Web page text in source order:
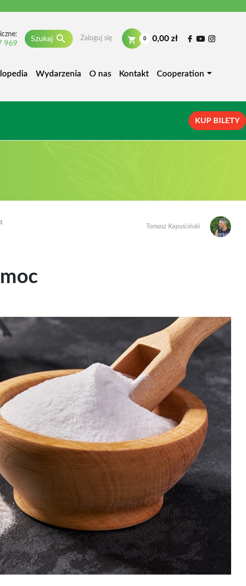
969
Szukaj  Zaloguj się 0 0,00 zł
Wydarzenia O nas Kontakt Cooperation
KUP BILETY
Tomasz Kapuściński